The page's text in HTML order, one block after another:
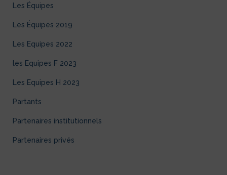
Les Équipes
Les Équipes 2019
Les Equipes 2022
les Equipes F 2023
Les Equipes H 2023
Partants
Partenaires institutionnels
Partenaires privés